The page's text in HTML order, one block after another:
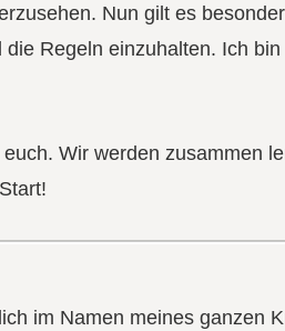
Nun gilt es
Regeln einzuhalten. Ich
Wir werden zusammen
im Namen meines ganzen